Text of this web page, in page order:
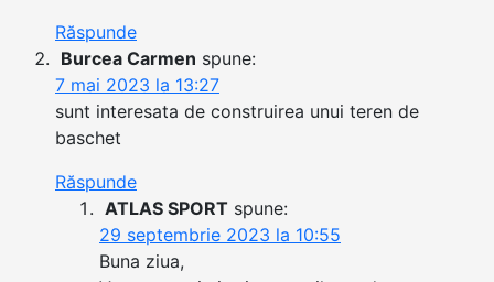
Răspunde
Burcea Carmen spune:
7 mai 2023 la 13:27
sunt interesata de construirea unui teren de
baschet
Răspunde
ATLAS SPORT spune:
29 septembrie 2023 la 10:55
Buna ziua,